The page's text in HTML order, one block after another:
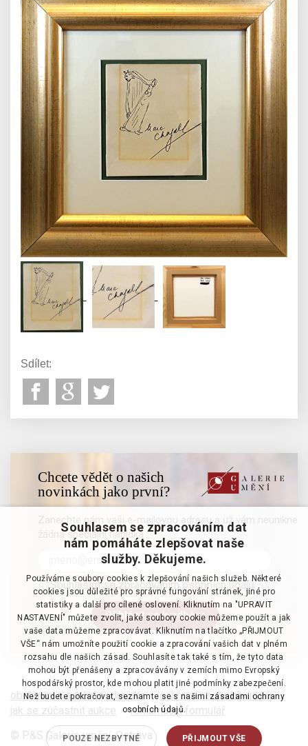
Sdílet:
Chcete vědět o našich
novinkách jako první?
Zanechte nám vaši e-mailovou adresu a už vám neunikne
žádná speciální nabídka
Souhlasím se zpracováním osobních údajů
obchodní a aukční podmínky · ochrana osobních údajů ·
jak se zúčastnit aukce · reklamační formulář
© P&S Galerie umění, Ostrava
Souhlasem se zpracováním dat
nám pomáháte zlepšovat naše
služby. Děkujeme.
Používáme soubory cookies k zlepšování našich služeb. Některé
cookies jsou důležité pro správné fungování stránek, jiné pro
statistiky a další pro cílené oslovení. Kliknutím na "UPRAVIT
NASTAVENÍ" můžete zvolit, jaké soubory cookie můžeme použít a jak
vaše data můžeme zpracovávat. Kliknutím na tlačítko „PŘIJMOUT
VŠE“ nám umožníte použití cookie a zpracování vašich dat v plném
rozsahu dle našich zásad. Souhlasíte tak také s tím, že tyto data
mohou být přenášeny a zpracovávány v zemích mimo Evropský
hospodářský prostor, kde mohou platit jiné podmínky zabezpečení.
Než budete pokračovat, seznamte se s našimizásadami ochrany
osobních údajů.
PŘIJMOUT VŠE
POUZE NEZBYTNÉ